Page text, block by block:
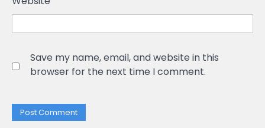
Save my name, email, and website in this
browser for the next time I comment.